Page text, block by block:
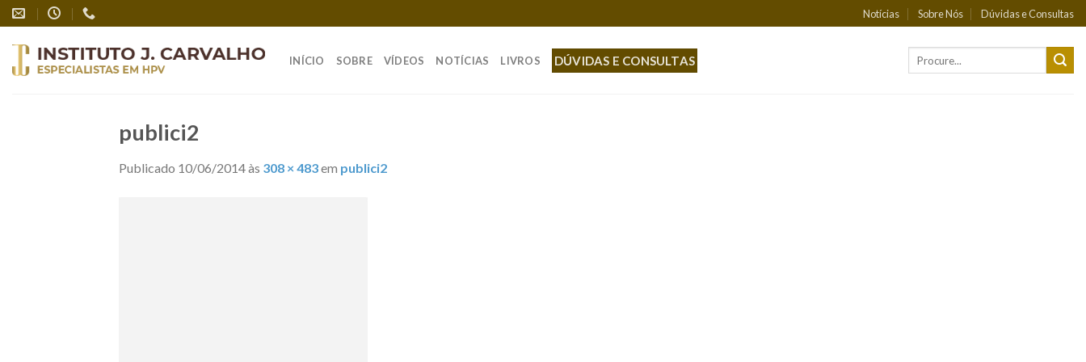
Skip
to
content
Notícias Sobre Nós Dúvidas e Consultas
INÍCIO SOBRE VÍDEOS NOTÍCIAS LIVROS DÚVIDAS E CONSULTAS
publici2
Publicado 10/06/2014às 308 × 483em publici2